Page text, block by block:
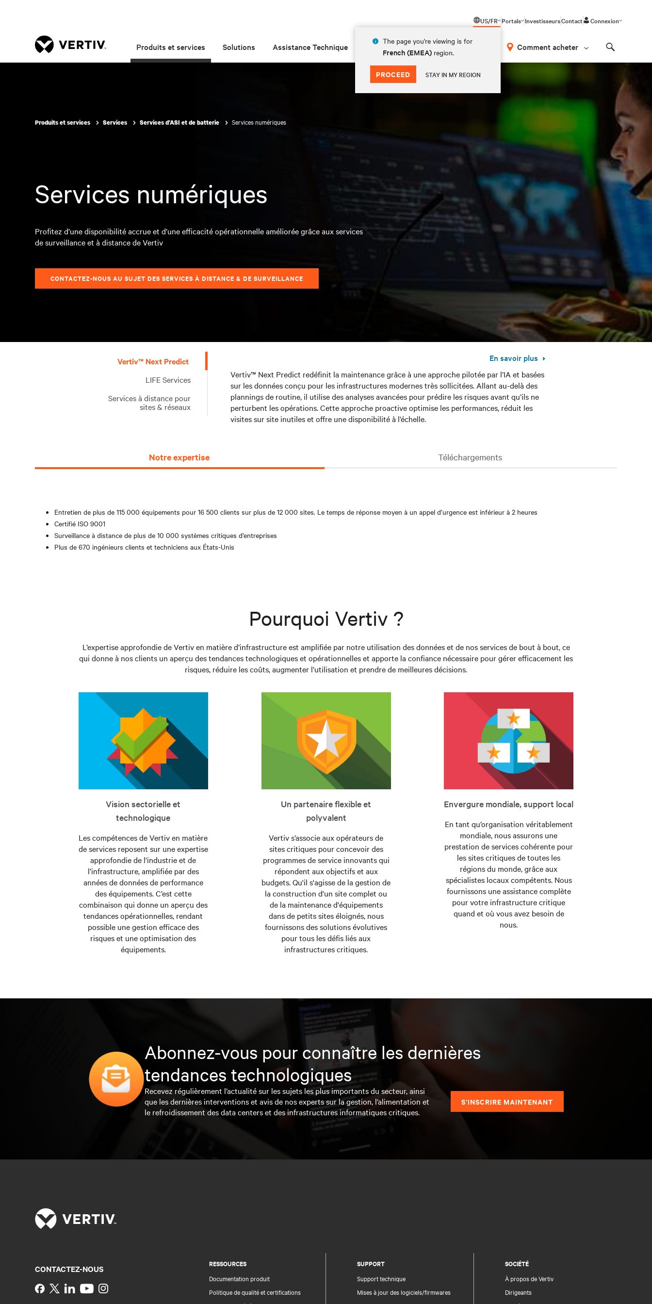
US/FR
The page you're viewing is for
French (EMEA) region.
PROCEED STAY IN MY REGION
Portals InvestisseursContact Connexion
Produits et services Solutions Assistance Technique Insights À propos Comment acheter
Produits et services Services Services d’ASI et de batterie Services numériques
Services numériques
Profitez d’une disponibilité accrue et d’une efficacité opérationnelle améliorée grâce aux services
de surveillance et à distance de Vertiv
CONTACTEZ-NOUS AU SUJET DES SERVICES À DISTANCE & DE SURVEILLANCE
Vertiv™ Next Predict
En savoir plus
Vertiv™ Next Predict redéfinit la maintenance grâce à une approche pilotée par l’IA et basées
sur les données conçu pour les infrastructures modernes très sollicitées. Allant au-delà des
plannings de routine, il utilise des analyses avancées pour prédire les risques avant qu’ils ne
perturbent les opérations. Cette approche proactive optimise les performances, réduit les
visites sur site inutiles et offre une disponibilité à l’échelle.
LIFE Services
Surveillance
plus
Services à distance pour
sites & réseaux
Maximisez
optimisez
le
en
disposant
d’une
petite
contrôle
et
à
distance,
soutiennent
ressources
généralistes
sur
terrain.
savoir
plus
Notre expertise Téléchargements
Entretien de plus de 115 000 équipements pour 16 500 clients sur plus de 12 000 sites. Le temps de réponse moyen à un appel d’urgence est inférieur à 2 heures
Certifié ISO 9001
Surveillance à distance de plus de 10 000 systèmes critiques d’entreprises
Plus de 670 ingénieurs clients et techniciens aux États-Unis
Pourquoi Vertiv ?
L’expertise approfondie de Vertiv en matière d’infrastructure est amplifiée par notre utilisation des données et de nos services de bout à bout, ce
qui donne à nos clients un aperçu des tendances technologiques et opérationnelles et apporte la confiance nécessaire pour gérer efficacement les
risques, réduire les coûts, augmenter l’utilisation et prendre de meilleures décisions.
Vision sectorielle et
technologique
Les compétences de Vertiv en matière
de services reposent sur une expertise
approfondie de l’industrie et de
l’infrastructure, amplifiée par des
années de données de performance
des équipements. C’est cette
combinaison qui donne un aperçu des
tendances opérationnelles, rendant
possible une gestion efficace des
risques et une optimisation des
équipements.
Un partenaire flexible et
polyvalent
Vertiv s’associe aux opérateurs de
sites critiques pour concevoir des
programmes de service innovants qui
répondent aux objectifs et aux
budgets. Qu'il s'agisse de la gestion de
la construction d'un site complet ou
de la maintenance d'équipements
dans de petits sites éloignés, nous
fournissons des solutions évolutives
pour tous les défis liés aux
infrastructures critiques.
Envergure mondiale, support local
En tant qu’organisation véritablement
mondiale, nous assurons une
prestation de services cohérente pour
les sites critiques de toutes les
régions du monde, grâce aux
spécialistes locaux compétents. Nous
fournissons une assistance complète
pour votre infrastructure critique
quand et où vous avez besoin de
nous.
Abonnez-vous pour connaître les dernières
tendances technologiques
Recevez régulièrement l’actualité sur les sujets les plus importants du secteur, ainsi
que les dernières interventions et avis de nos experts sur la gestion, l’alimentation et
le refroidissement des data centers et des infrastructures informatiques critiques.
S’INSCRIRE MAINTENANT
RESSOURCES
Documentation produit
Politique de qualité et certifications
SUPPORT
Support technique
Mises à jour des logiciels/firmwares
SOCIÉTÉ
À propos de Vertiv
Dirigeants
CONTACTEZ-NOUS
Instagram